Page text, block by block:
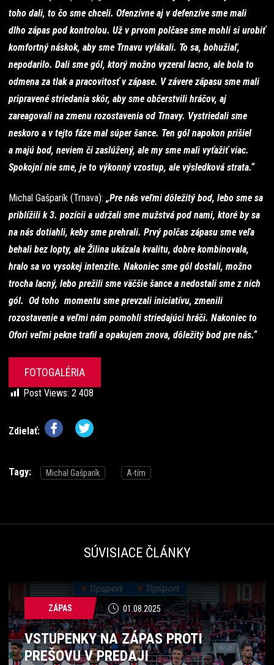
toho dali, to čo sme chceli. Ofenzívne aj v defenzíve sme mali
dlho zápas pod kontrolou. Už v prvom polčase sme mohli si urobiť
komfortný náskok, aby sme Trnavu vylákali. To sa, bohužiaľ,
nepodarilo. Dali sme gól, ktorý možno vyzeral lacno, ale bola to
odmena za tlak a pracovitosť v zápase. V závere zápasu sme mali
pripravené striedania skôr, aby sme občerstvili hráčov, aj
zareagovali na zmenu rozostavenia od Trnavy. Vystriedali sme
neskoro a v tejto fáze mal súper šance. Ten gól napokon prišiel
a majú bod, neviem či zaslúžený, ale my sme mali vyťažiť viac.
Spokojní nie sme, je to výkonný vzostup, ale výsledková strata.“
Michal Gašparík (Trnava): „Pre nás veľmi dôležitý bod, lebo sme sa
priblížili k 3. pozícii a udržali sme mužstvá pod nami, ktoré by sa
na nás dotiahli, keby sme prehrali. Prvý polčas zápasu sme veľa
behali bez lopty, ale Žilina ukázala kvalitu, dobre kombinovala,
hralo sa vo vysokej intenzite. Nakoniec sme gól dostali, možno
trocha lacný, lebo prežili sme väčšie šance a nedostali sme z nich
gól. Od toho momentu sme prevzali iniciatívu, zmenili
rozostavenie a veľmi nám pomohli striedajúci hráči. Nakoniec to
Ofori veľmi pekne trafil a opakujem znova, dôležitý bod pre nás.“
FOTOGALÉRIA
Post Views: 2 408
Zdielať:
Tagy: Michal Gašparík A-tím
SÚVISIACE ČLÁNKY
ZÁPAS 01.08.2025
VSTUPENKY NA ZÁPAS PROTI
PREŠOVU V PREDAJI